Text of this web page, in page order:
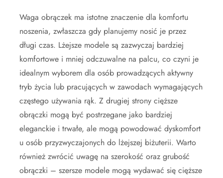
Waga obrączek ma istotne znaczenie dla komfortu
noszenia, zwłaszcza gdy planujemy nosić je przez
długi czas. Lżejsze modele są zazwyczaj bardziej
komfortowe i mniej odczuwalne na palcu, co czyni je
idealnym wyborem dla osób prowadzących aktywny
tryb życia lub pracujących w zawodach wymagających
częstego używania rąk. Z drugiej strony cięższe
obrączki mogą być postrzegane jako bardziej
eleganckie i trwałe, ale mogą powodować dyskomfort
u osób przyzwyczajonych do lżejszej biżuterii. Warto
również zwrócić uwagę na szerokość oraz grubość
obrączki – szersze modele mogą wydawać się cięższe